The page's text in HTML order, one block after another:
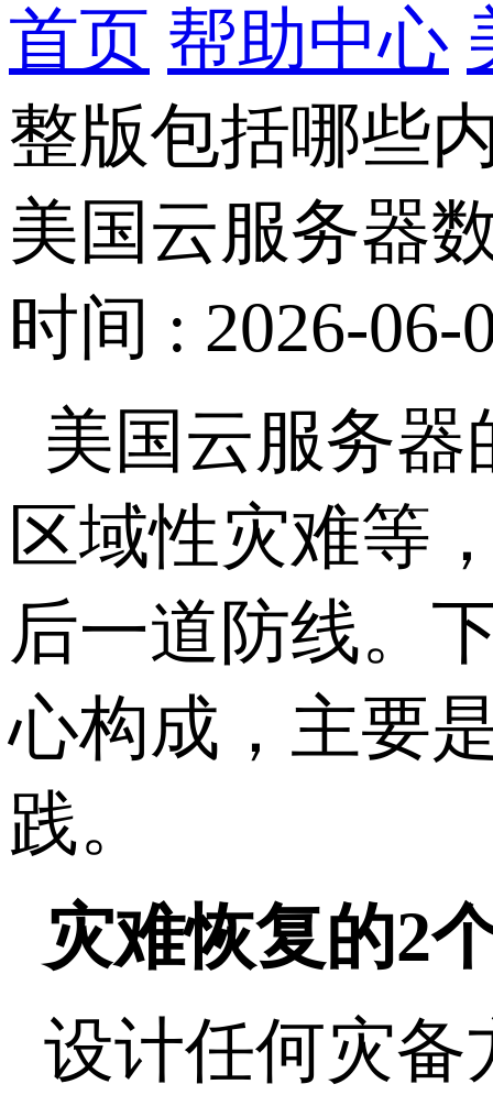
首页 帮助中心
整版包括哪些
美国云服务器
时间 : 2026-06-
美国云服务
区域性灾难等
后一道防线。
心构成，主要
践。
灾难恢复的2
设计任何灾备